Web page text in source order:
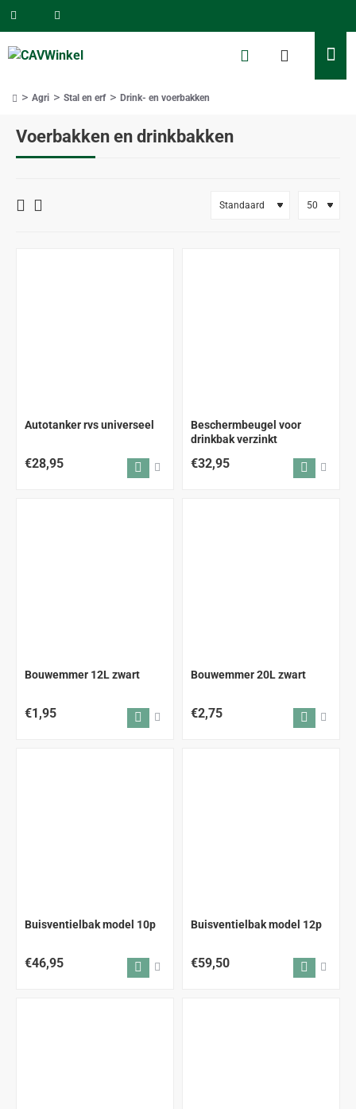
Voerbakken en drinkbakken
Agri Stal en erf Drink- en voerbakken
Autotanker rvs universeel
€28,95
Beschermbeugel voor
drinkbak verzinkt
€32,95
Bouwemmer 12L zwart
€1,95
Bouwemmer 20L zwart
€2,75
Buisventielbak model 10p
€46,95
Buisventielbak model 12p
€59,50